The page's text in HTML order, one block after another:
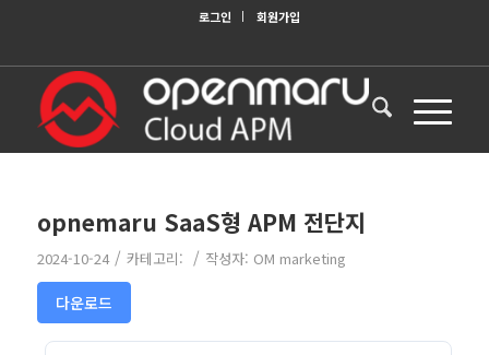
로그인 회원가입
opnemaru SaaS형 APM 전단지
2024-10-24 / 카테고리: / 작성자: OM marketing
다운로드